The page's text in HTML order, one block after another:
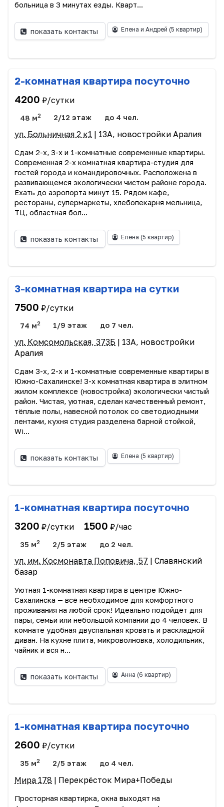
больница в 3 минутах езды. Кварт...
показать контакты Елена и Андрей (5 квартир)
2-комнатная квартира посуточно
4200 ₽/сутки
48 м2 2/12 этаж до 4 чел.
ул. Больничная 2 к1 | 13А, новостройки Аралия
Сдам 2-х, 3-х и 1-комнатные современные квартиры.
Современная 2-х комнатная квартира-студия для
гостей города и командировочных. Расположена в
развивающемся экологически чистом районе города.
Ехать до аэропорта минут 15. Рядом кафе,
рестораны, супермаркеты, хлебопекарня мельница,
ТЦ, областная бол...
показать контакты Елена (5 квартир)
3-комнатная квартира на сутки
7500 ₽/сутки
74 м2 1/9 этаж до 7 чел.
ул. Комсомольская, 373Б | 13А, новостройки
Аралия
Сдам 3-х, 2-х и 1-комнатные современные квартиры в
Южно-Сахалинске! 3-х комнатная квартира в элитном
жилом комплексе (новостройка) экологически чистый
район. Чистая, уютная, сделан качественный ремонт,
тёплые полы, навесной потолок со светодиодными
лентами, кухня студия разделена барной стойкой,
Wi...
показать контакты Елена (5 квартир)
1-комнатная квартира посуточно
3200 ₽/сутки 1500 ₽/час
35 м2 2/5 этаж до 2 чел.
ул. им. Космонавта Поповича, 57 | Славянский
базар
Уютная 1-комнатная квартира в центре Южно-
Сахалинска — всё необходимое для комфортного
проживания на любой срок! Идеально подойдёт для
пары, семьи или небольшой компании до 4 человек. В
комнате удобная двуспальная кровать и раскладной
диван. На кухне плита, микроволновка, холодильник,
чайник и вся н...
показать контакты Анна (6 квартир)
1-комнатная квартира посуточно
2600 ₽/сутки
35 м2 2/5 этаж до 4 чел.
Мира 178 | Перекрёсток Мира+Победы
Просторная квартирка, окна выходят на